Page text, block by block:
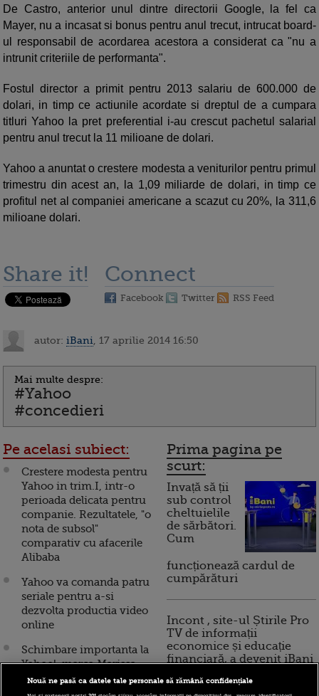
De Castro, anterior unul dintre directorii Google, la fel ca
Mayer, nu a incasat si bonus pentru anul trecut, intrucat board-
ul responsabil de acordarea acestora a considerat ca "nu a
intrunit criteriile de performanta".
Fostul director a primit pentru 2013 salariu de 600.000 de
dolari, in timp ce actiunile acordate si dreptul de a cumpara
titluri Yahoo la pret preferential i-au crescut pachetul salarial
pentru anul trecut la 11 milioane de dolari.
Yahoo a anuntat o crestere modesta a veniturilor pentru primul
trimestru din acest an, la 1,09 miliarde de dolari, in timp ce
profitul net al companiei americane a scazut cu 20%, la 311,6
milioane dolari.
Share it! Connect
Facebook Twitter RSS Feed
autor: iBani , 17 aprilie 2014 16:50
Mai multe despre:
#Yahoo
#concedieri
Pe acelasi subiect:
Crestere modesta pentru
Yahoo in trim.I, intr-o
perioada delicata pentru
companie. Rezultatele, "o
nota de subsol"
comparativ cu afacerile
Alibaba
Yahoo va comanda patru
seriale pentru a-si
dezvolta productia video
online
Schimbare importanta la
Yahoo!, marca Marissa
Mayer. Ce interzice
gigantul utilizatorilor sai
Prima pagina pe
scurt:
Invață să ții
sub control
cheltuielile
de sărbători.
Cum
funcționează cardul de
cumpărături
Incont , site-ul Știrile Pro
TV de informații
economice și educație
financiară, a devenit iBani
Nouă ne pasă ca datele tale personale să rămână confidențiale